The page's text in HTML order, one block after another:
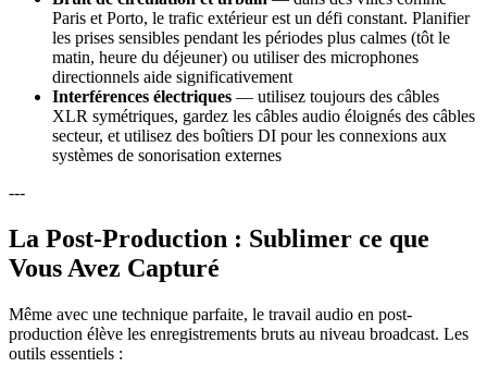
Paris et Porto, le trafic extérieur est un défi constant. Planifier
les prises sensibles pendant les périodes plus calmes (tôt le
matin, heure du déjeuner) ou utiliser des microphones
directionnels aide significativement
Interférences électriques — utilisez toujours des câbles
XLR symétriques, gardez les câbles audio éloignés des câbles
secteur, et utilisez des boîtiers DI pour les connexions aux
systèmes de sonorisation externes
---
La Post-Production : Sublimer ce que
Vous Avez Capturé
Même avec une technique parfaite, le travail audio en post-
production élève les enregistrements bruts au niveau broadcast. Les
outils essentiels :